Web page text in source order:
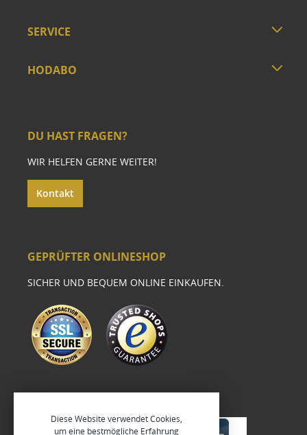
SERVICE
HODABO
DU HAST FRAGEN?
WIR HELFEN GERNE WEITER!
Kontakt
GEPRÜFTER ONLINESHOP
SICHER UND BEQUEM ONLINE EINKAUFEN.
Diese Website verwendet Cookies,
um eine bestmögliche Erfahrung